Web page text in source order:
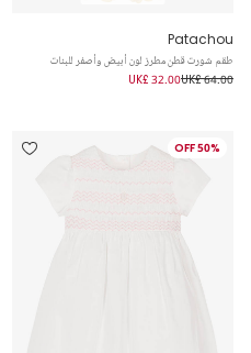
Patachou
طقم شورت قطن مطرز لون أبيض وأصفر للبنات
UK£ 64.00
UK£ 32.00
50% OFF